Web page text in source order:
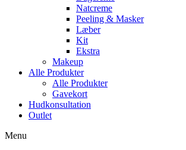
Natcreme
Peeling & Masker
Læber
Kit
Ekstra
Makeup
Alle Produkter
Alle Produkter
Gavekort
Hudkonsultation
Outlet
Menu